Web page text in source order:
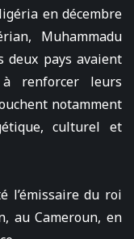
en décembre
Muhammadu
pays avaient
renforcer leurs
notamment
culturel et
l’émissaire du roi
au Cameroun, en